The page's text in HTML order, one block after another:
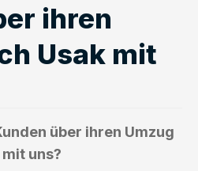
ihren
Usak mit
über ihren Umzug
uns?